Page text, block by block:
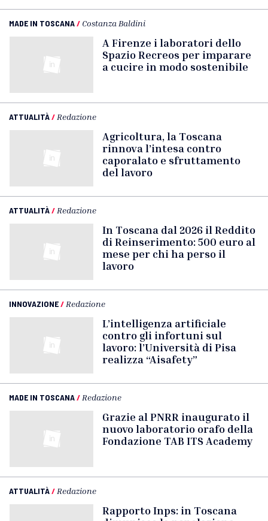
MADE IN TOSCANA/ Costanza Baldini
A Firenze i laboratori dello
Spazio Recreos per imparare
a cucire in modo sostenibile
ATTUALITÀ/ Redazione
Agricoltura, la Toscana
rinnova l’intesa contro
caporalato e sfruttamento
del lavoro
ATTUALITÀ/ Redazione
In Toscana dal 2026 il Reddito
di Reinserimento: 500 euro al
mese per chi ha perso il
lavoro
INNOVAZIONE/ Redazione
L’intelligenza artificiale
contro gli infortuni sul
lavoro: l’Università di Pisa
realizza “Aisafety”
MADE IN TOSCANA/ Redazione
Grazie al PNRR inaugurato il
nuovo laboratorio orafo della
Fondazione TAB ITS Academy
ATTUALITÀ/ Redazione
Rapporto Inps: in Toscana